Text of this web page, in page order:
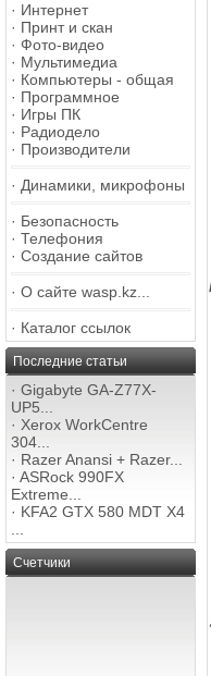
· Интернет
· Принт и скан
· Фото-видео
· Мультимедиа
· Компьютеры - общая
· Программное
· Игры ПК
· Радиодело
· Производители
· Динамики, микрофоны
· Безопасность
· Телефония
· Создание сайтов
· О сайте wasp.kz...
· Каталог ссылок
Последние статьи
· Gigabyte GA-Z77X-
UP5...
· Xerox WorkCentre
304...
· Razer Anansi + Razer...
· ASRock 990FX
Extreme...
· KFA2 GTX 580 MDT X4
Счетчики